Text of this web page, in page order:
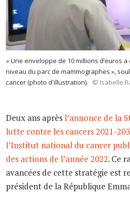
« Une enveloppe de 10 millions d’euros
niveau du parc de mammographes »,
cancer (photo d'illustration).
© Isabelle
Deux ans aprèsl’annonce de la
lutte contre les cancers 2021-
l’Institut national du cancer
des actions de l’année 2022. Ce
avancées de cette stratégie est
président de la République